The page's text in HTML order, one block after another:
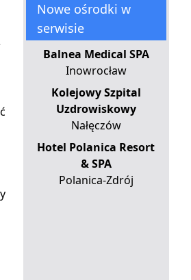
Nowe ośrodki w
serwisie
Balnea Medical SPA
Inowrocław
Kolejowy Szpital
Uzdrowiskowy
Nałęczów
Hotel Polanica Resort
& SPA
Polanica-Zdrój